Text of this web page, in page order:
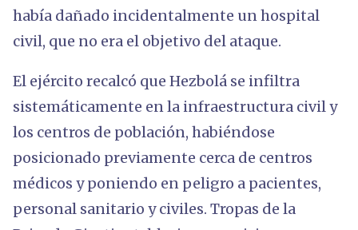
había dañado incidentalmente un hospital
civil, que no era el objetivo del ataque.
El ejército recalcó que Hezbolá se infiltra
sistemáticamente en la infraestructura civil y
los centros de población, habiéndose
posicionado previamente cerca de centros
médicos y poniendo en peligro a pacientes,
personal sanitario y civiles. Tropas de la